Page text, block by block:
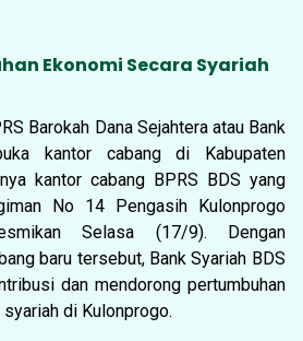
Ekonomi Secara Syariah
Barokah Dana Sejahtera atau Bank
kantor cabang di Kabupaten
kantor cabang BPRS BDS yang
No 14 Pengasih Kulonprogo
Selasa (17/9). Dengan
baru tersebut, Bank Syariah BDS
dan mendorong pertumbuhan
di Kulonprogo.